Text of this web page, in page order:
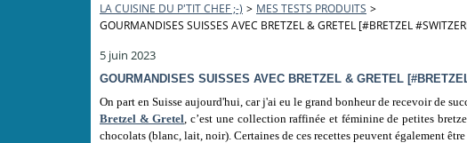
LA CUISINE DU P'TIT CHEF ;-) > MES TESTS PRODUITS >
GOURMANDISES SUISSES AVEC BRETZEL & GRETEL [#BRETZEL
5 juin 2023
GOURMANDISES SUISSES AVEC BRETZEL & GRETEL
On part en Suisse aujourd'hui, car j'ai eu le grand bonheur de recevoirde
Bretzel & Gretel, c’est une collection raffinée et féminine de petites
chocolats (blanc, lait, noir). Certaines de ces recettes peuvent également